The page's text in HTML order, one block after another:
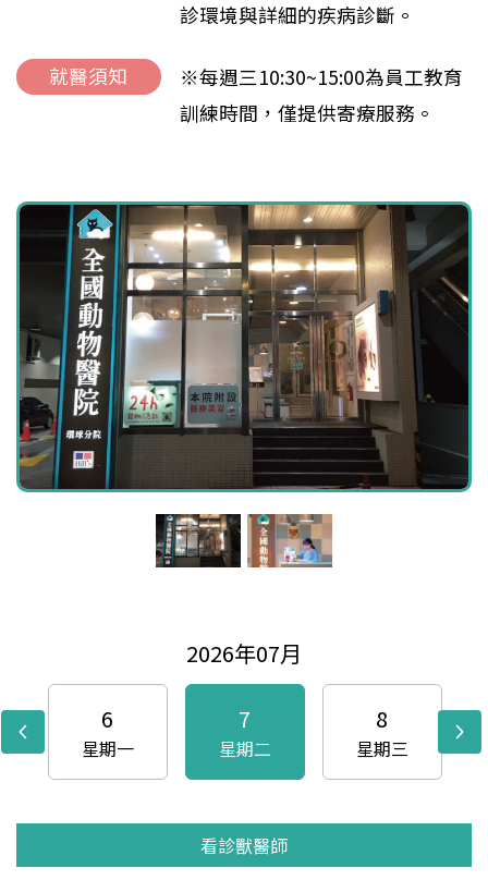
診環境與詳細的疾病診斷。
就醫須知
※每週三10:30~15:00為員工教育
訓練時間，僅提供寄療服務。
2026年07月
6
星期一
7
星期二
8
星期三
看診獸醫師
看診獸醫師
看診獸醫師
看診獸醫師
看診獸醫師
看診獸醫師
看診獸醫師
看診獸醫師
看診獸醫師
看診獸醫師
看診獸醫師
看診獸醫師
看診獸醫師
看診獸醫師
看診獸醫師
看診獸醫師
看診獸醫師
看診獸醫師
看診獸醫師
看診獸醫師
看診獸醫師
看診獸醫師
看診獸醫師
看診獸醫師
看診獸醫師
看診獸醫師
看診獸醫師
看診獸醫師
看診獸醫師
看診獸醫師
看診獸醫師